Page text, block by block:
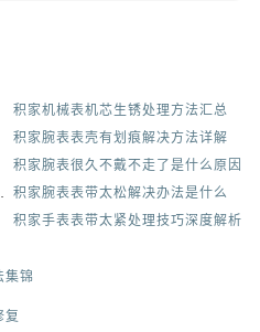
积家机械表机芯生锈处理方法汇总
积家腕表表壳有划痕解决方法详解
积家腕表很久不戴不走了是什么原因
法集锦
积家腕表表带太松解决办法是什么
积家手表表带太紧处理技巧深度解析
集锦
复